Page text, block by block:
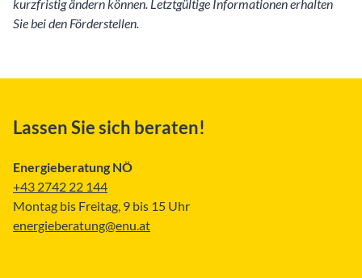
kurzfristig ändern können. Letztgültige Informationen erhalten
Sie bei den Förderstellen.
Lassen Sie sich beraten!
Energieberatung NÖ
+43 2742 22 144
Montag bis Freitag, 9 bis 15 Uhr
energieberatung@enu.at